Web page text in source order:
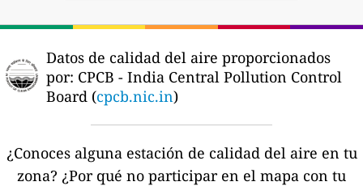
Datos de calidad del aire proporcionados
por: CPCB - India Central Pollution Control
Board (cpcb.nic.in)
¿Conoces alguna estación de calidad del aire en tu
zona? ¿Por qué no participar en el mapa con tu